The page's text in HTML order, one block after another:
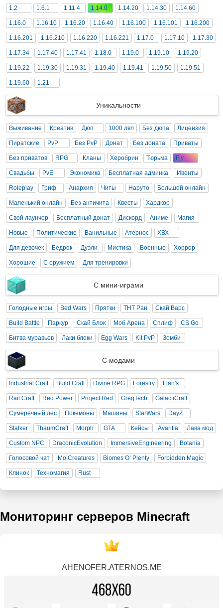
1.2 1.6.1 1.11.4 1.14.0 1.14.20 1.14.30 1.14.60
1.16.0 1.16.10 1.16.20 1.16.40 1.16.100 1.16.101 1.16.200
1.16.201 1.16.210 1.16.220 1.16.221 1.17.0 1.17.10 1.17.30
1.17.34 1.17.40 1.17.41 1.18.0 1.19.0 1.19.10 1.19.20
1.19.22 1.19.30 1.19.31 1.19.40 1.19.41 1.19.50 1.19.51
1.19.60 1.21
Уникальности
Выживание Креатив Дюп 1000 лвл Без дюпа Лицензия
Пиратские PvP Без PvP Донат Без доната Приваты
Без приватов RPG Кланы Херобрин Тюрьма Fly
Свадьбы PvE Экономика Бесплатная админка Ивенты
Roleplay Гриф Анархия Читы Наруто Большой онлайн
Маленький онлайн Без античита Квесты Хардкор
Свой лаунчер Бесплатный донат Дискорд Аниме Магия
Новые Политические Ванильные Атернос ХВХ
Для девочек Бедрок Дуэли Мистика Военные Хоррор
Хорошие С оружием Для тренировки
С мини-играми
Голодные игры Bed Wars Прятки ТНТ Ран Скай Варс
Build Battle Паркур Скай Блок Моб Арена Сплиф CS:Go
Битва муравьев Лаки блоки Egg Wars Kit PvP Зомби
С модами
Industrial Craft Build Craft Divine RPG Forestry Flan's
Rail Craft Red Power Project Red GregTech GalactiCraft
Сумеречный лес Покемоны Машины StarWars DayZ
Stalker ThaumCraft Morph GTA Кейсы Avaritia Лава мод
Custom NPC DraconicEvolution ImmersiveEngineering Botania
Голосовой чат Mo’Creatures Biomes O’ Plenty Forbidden Magic
Клинок Техномагия Rust
Мониторинг серверов Minecraft
AHENOFER.ATERNOS.ME